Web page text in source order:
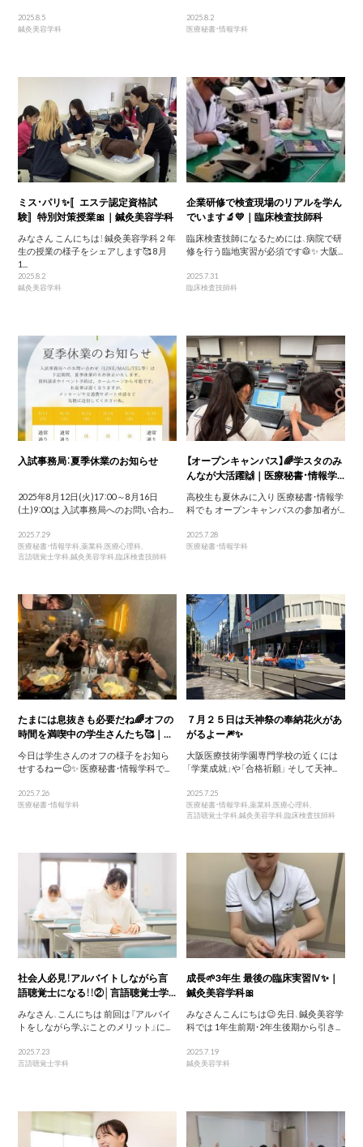
2025.8.5
鍼灸美容学科
2025.8.2
医療秘書・情報学科
ミス・パリ✨〚エステ認定資格試
験〛特別対策授業🎀｜鍼灸美容学科
みなさん こんにちは！ 鍼灸美容学科２年
生の授業の様子をシェアします🥰 8月
1...
2025.8.2
鍼灸美容学科
企業研修で検査現場のリアルを学ん
でいます🔬💛｜臨床検査技師科
臨床検査技師になるためには、病院で研
修を行う臨地実習が必須です🥼✨ 大阪...
2025.7.31
臨床検査技師科
入試事務局：夏季休業のお知らせ
2025年8月12日(火)17：00～8月16日
(土)9：00は 入試事務局へのお問い合わ...
2025.7.29
医療秘書・情報学科,薬業科,医療心理科,
言語聴覚士学科,鍼灸美容学科,臨床検査技師科
【オープンキャンパス】🌈学スタのみ
んなが大活躍🙌｜医療秘書・情報学...
高校生も夏休みに入り 医療秘書・情報学
科でも オープンキャンパスの参加者が...
2025.7.28
医療秘書・情報学科
たまには息抜きも必要だね🌈オフの
時間を満喫中の学生さんたち🥰｜...
今日は学生さんのオフの様子をお知ら
せするねー😉✨ 医療秘書・情報学科で...
2025.7.26
医療秘書・情報学科
７月２５日は天神祭の奉納花火があ
がるよー🎆✨
大阪医療技術学園専門学校の近くには
「学業成就」や「合格祈願」 そして天神...
2025.7.25
医療秘書・情報学科,薬業科,医療心理科,
言語聴覚士学科,鍼灸美容学科,臨床検査技師科
社会人必見！アルバイトしながら言
語聴覚士になる！！②│言語聴覚士学...
みなさん、こんにちは 前回は『アルバイ
トをしながら学ぶことのメリット』に...
2025.7.23
言語聴覚士学科
成長🌱3年生 最後の臨床実習Ⅳ✨｜
鍼灸美容学科🎀
みなさんこんにちは😉 先日、鍼灸美容学
科では 1年生前期・2年生後期から引き...
2025.7.19
鍼灸美容学科